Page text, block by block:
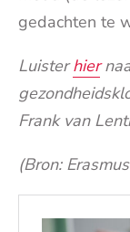
gedachten te
Luisterhier
Frank van
(Bron: